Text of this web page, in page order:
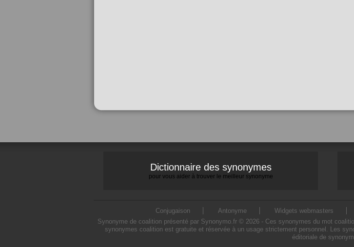
Dictionnaire des synonymes
pour vous aider à trouver le meilleur synonyme
Conjugaison Antonyme Widgets webmasters
Synonyme de coalition présenté par Synonymo.fr © 2026 - Ces synonymes du mot
synonymes coalition est gratuite et réservée à un usage strictement personnel. Les
éditoriale de